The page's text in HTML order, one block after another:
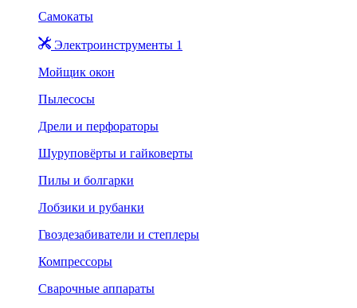
Самокаты
Электроинструменты 1
Мойщик окон
Пылесосы
Дрели и перфораторы
Шуруповёрты и гайковерты
Пилы и болгарки
Лобзики и рубанки
Гвоздезабиватели и степлеры
Компрессоры
Сварочные аппараты